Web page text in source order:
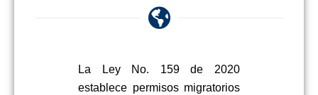
La Ley No. 159de 2020
establece permisos migratorios